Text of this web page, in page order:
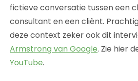
fictieve conversatie tussen een
consultant en een cliënt.
deze context zeker ook dit
Armstrong van Google. Zie hier
YouTube.